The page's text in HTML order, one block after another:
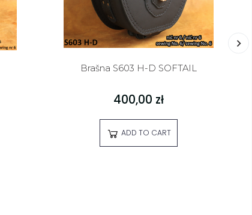
Brašna S603 H-D SOFTAIL
400,00 zł
ADD TO CART